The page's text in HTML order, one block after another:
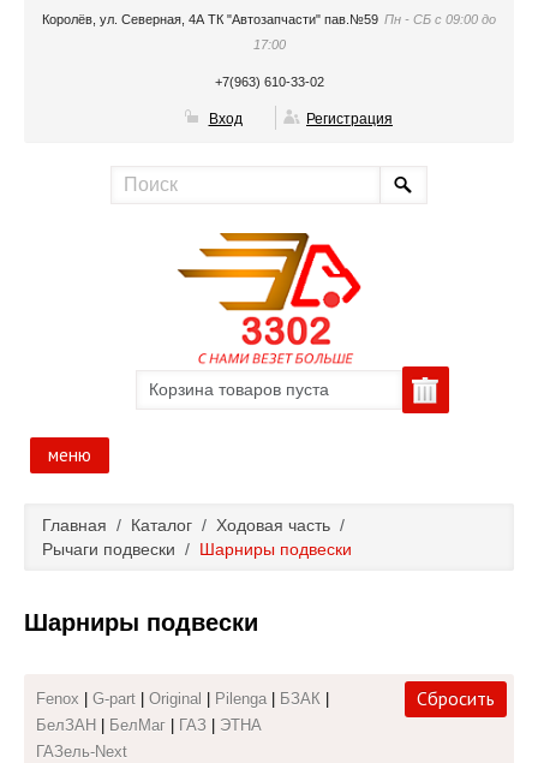
Королёв, ул. Северная, 4А ТК "Автозапчасти" пав.№59 Пн - СБ с 09:00 до
17:00
+7(963) 610-33-02
Вход Регистрация
Корзина товаров пуста
меню
Каталог
Полезные статьи
Покупка и оплата
Контакты
Главная / Каталог / Ходовая часть /
Рычаги подвески / Шарниры подвески
Шарниры подвески
Fenox G-part Original Pilenga БЗАК
БелЗАН
БелМаг ГАЗ
ЭТНА
ГАЗель-Next
Сбросить